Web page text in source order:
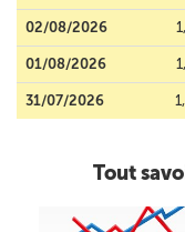
02/08/2026
01/08/2026
31/07/2026
Tout